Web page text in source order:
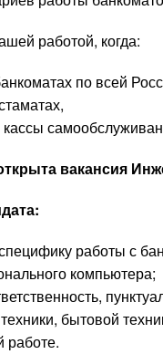
работой, когда:
по всей
кассы
вакансия
работы с
компьютера;
бытовой
работе.